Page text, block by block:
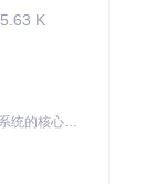
5.63 K
openEuler内核是openEuler操作系统的核心，既是系统性能与稳定性的基石，也是连接处理器、设备与服务的桥梁。